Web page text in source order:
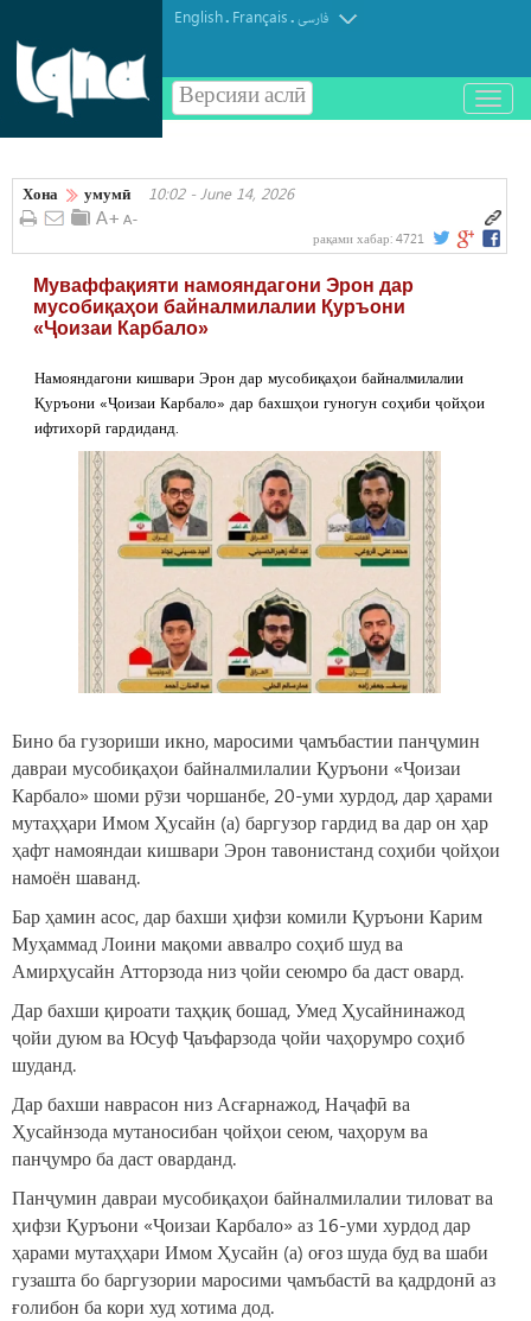
English. Français.فارسی
Версияи аслӣ
باز
و
کردن
Хона умумӣ 10:02 - June 14, 2026
рақами хабар: 4721
Муваффақияти намояндагони Эрон дар
мусобиқаҳои байналмилалии Қуръони
«Ҷоизаи Карбало»
Намояндагони кишвари Эрон дар мусобиқаҳои байналмилалии
Қуръони «Ҷоизаи Карбало» дар бахшҳои гуногун соҳиби ҷойҳои
ифтихорӣ гардиданд.
Бино ба гузориши икно, маросими ҷамъбастии панҷумин
давраи мусобиқаҳои байналмилалии Қуръони «Ҷоизаи
Карбало» шоми рӯзи чоршанбе, 20-уми хурдод, дар ҳарами
мутаҳҳари Имом Ҳусайн (а) баргузор гардид ва дар он ҳар
ҳафт намояндаи кишвари Эрон тавонистанд соҳиби ҷойҳои
намоён шаванд.
Бар ҳамин асос, дар бахши ҳифзи комили Қуръони Карим
Муҳаммад Лоини мақоми аввалро соҳиб шуд ва
Амирҳусайн Атторзода низ ҷойи сеюмро ба даст овард.
Дар бахши қироати таҳқиқ бошад, Умед Ҳусайнинажод
ҷойи дуюм ва Юсуф Ҷаъфарзода ҷойи чаҳорумро соҳиб
шуданд.
Дар бахши наврасон низ Асғарнажод, Наҷафӣ ва
Ҳусайнзода мутаносибан ҷойҳои сеюм, чаҳорум ва
панҷумро ба даст оварданд.
Панҷумин давраи мусобиқаҳои байналмилалии тиловат ва
ҳифзи Қуръони «Ҷоизаи Карбало» аз 16-уми хурдод дар
ҳарами мутаҳҳари Имом Ҳусайн (а) оғоз шуда буд ва шаби
гузашта бо баргузории маросими ҷамъбастӣ ва қадрдонӣ аз
ғолибон ба кори худ хотима дод.